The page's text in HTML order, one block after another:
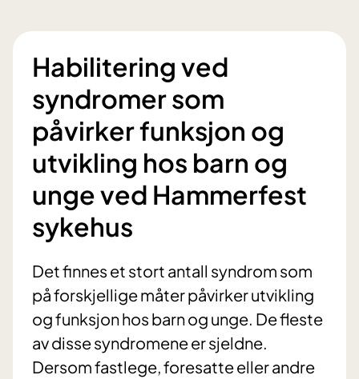
Habilitering ved
syndromer som
påvirker funksjon og
utvikling hos barn og
unge ved Hammerfest
sykehus
Det finnes et stort antall syndrom som
på forskjellige måter påvirker utvikling
og funksjon hos barn og unge. De fleste
av disse syndromene er sjeldne.
Dersom fastlege, foresatte eller andre